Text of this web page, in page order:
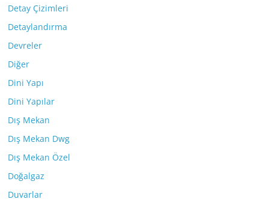
Detay Çizimleri
Detaylandırma
Devreler
Diğer
Dini Yapı
Dini Yapılar
Dış Mekan
Dış Mekan Dwg
Dış Mekan Özel
Doğalgaz
Duvarlar